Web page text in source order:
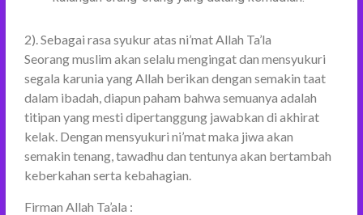
2). Sebagai rasa syukur atas ni’mat Allah Ta’la
Seorang muslim akan selalu mengingat dan mensyukuri
segala karunia yang Allah berikan dengan semakin taat
dalam ibadah, diapun paham bahwa semuanya adalah
titipan yang mesti dipertanggung jawabkan di akhirat
kelak. Dengan mensyukuri ni’mat maka jiwa akan
semakin tenang, tawadhu dan tentunya akan bertambah
keberkahan serta kebahagian.
Firman Allah Ta’ala :